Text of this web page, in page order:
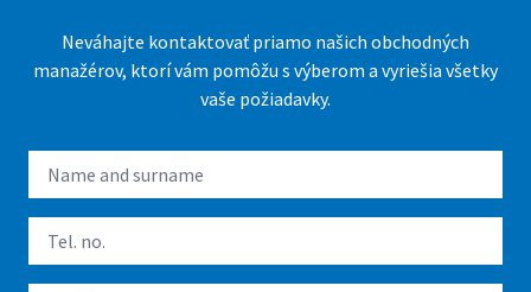
Neváhajte kontaktovať priamo našich obchodných
manažérov, ktorí vám pomôžu s výberom a vyriešia všetky
vaše požiadavky.